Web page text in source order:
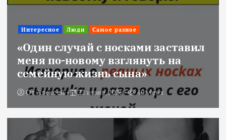
Интересное Люди Самое разное
«Один случай с носками заставил
меня по-новому взглянуть на
семейную жизнь сына»
ОтАлексей 22 июня, 2026 40 views